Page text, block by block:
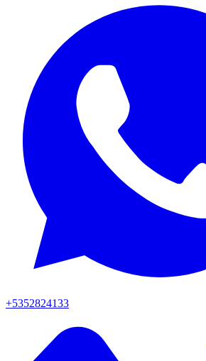
+5352824133